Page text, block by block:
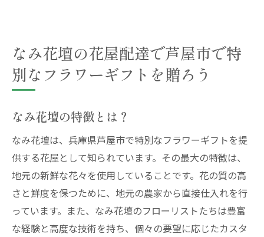
特別リクエストにも対応可能
お客様の声をご紹介
なみ花壇を選ぶ理由
芦屋市での配達エリアと対応時間
ハイクオリティな花束の秘密
おしゃれでセンス溢れるデザイン
オンライン注文の簡単ステップ
よくある質問とその回答
なみ花壇の花屋配達で芦屋市で特
別なフラワーギフトを贈ろう
なみ花壇の特徴とは？
なみ花壇は、兵庫県芦屋市で特別なフラワーギフトを提
供する花屋として知られています。その最大の特徴は、
地元の新鮮な花々を使用していることです。花の質の高
さと鮮度を保つために、地元の農家から直接仕入れを行
っています。また、なみ花壇のフローリストたちは豊富
な経験と高度な技術を持ち、個々の要望に応じたカスタ